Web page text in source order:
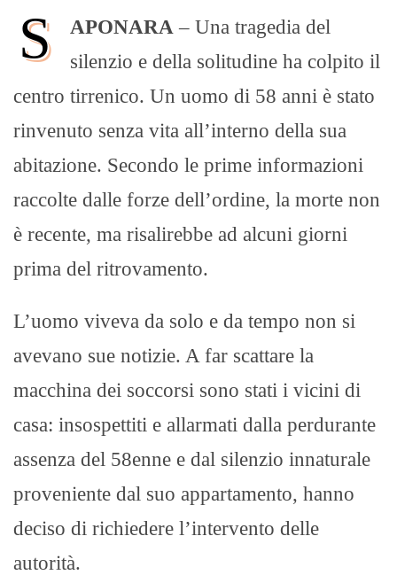
S APONARA – Una tragedia del
silenzio e della solitudine ha colpito il
centro tirrenico. Un uomo di 58 anni è stato
rinvenuto senza vita all’interno della sua
abitazione. Secondo le prime informazioni
raccolte dalle forze dell’ordine, la morte non
è recente, ma risalirebbe ad alcuni giorni
prima del ritrovamento.
L’uomo viveva da solo e da tempo non si
avevano sue notizie. A far scattare la
macchina dei soccorsi sono stati i vicini di
casa: insospettiti e allarmati dalla perdurante
assenza del 58enne e dal silenzio innaturale
proveniente dal suo appartamento, hanno
deciso di richiedere l’intervento delle
autorità.